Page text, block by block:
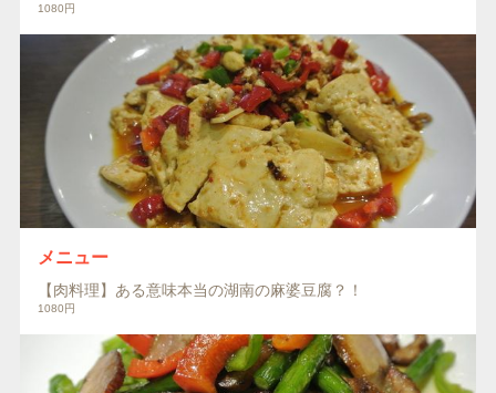
1080円
メニュー
【肉料理】ある意味本当の湖南の麻婆豆腐？！
1080円